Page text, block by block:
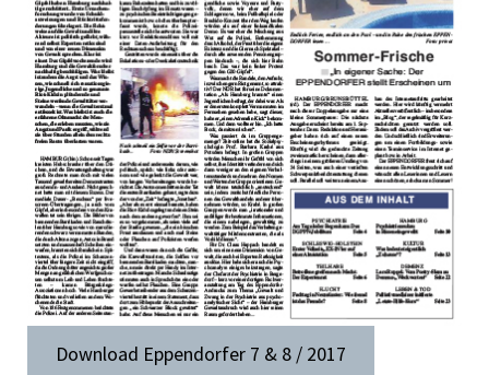
Download Eppendorfer 7 & 8 / 2017